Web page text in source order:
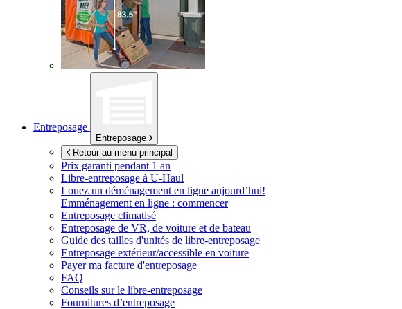
Entreposage
Entreposage
Retour au menu principal
Prix garanti pendant 1 an
Libre-entreposage à U-Haul
Louez un déménagement en ligne aujourd’hui!
Emménagement en ligne : commencer
Entreposage climatisé
Entreposage de VR, de voiture et de bateau
Guide des tailles d'unités de libre-entreposage
Entreposage extérieur/accessible en voiture
Payer ma facture d'entreposage
FAQ
Conseils sur le libre-entreposage
Fournitures d’entreposage